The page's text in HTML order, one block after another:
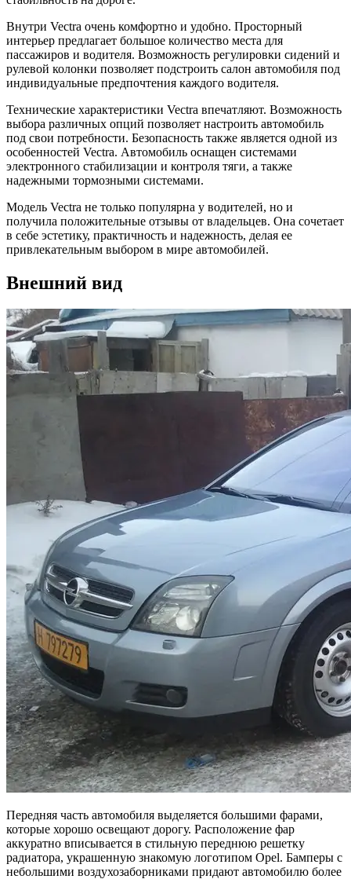
Внутри Vectra очень комфортно и удобно. Просторный
интерьер предлагает большое количество места для
пассажиров и водителя. Возможность регулировки сидений и
рулевой колонки позволяет подстроить салон автомобиля под
индивидуальные предпочтения каждого водителя.
Технические характеристики Vectra впечатляют. Возможность
выбора различных опций позволяет настроить автомобиль
под свои потребности. Безопасность также является одной из
особенностей Vectra. Автомобиль оснащен системами
электронного стабилизации и контроля тяги, а также
надежными тормозными системами.
Модель Vectra не только популярна у водителей, но и
получила положительные отзывы от владельцев. Она сочетает
в себе эстетику, практичность и надежность, делая ее
привлекательным выбором в мире автомобилей.
Внешний вид
Передняя часть автомобиля выделяется большими фарами,
которые хорошо освещают дорогу. Расположение фар
аккуратно вписывается в стильную переднюю решетку
радиатора, украшенную знакомую логотипом Opel. Бамперы с
небольшими воздухозаборниками придают автомобилю более